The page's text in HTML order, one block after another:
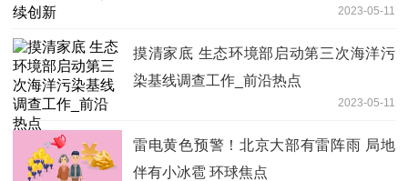
2023-05-11
摸清家底 生态环境部启动第三次海洋污
染基线调查工作_前沿热点
2023-05-11
雷电黄色预警！北京大部有雷阵雨 局地
伴有小冰雹 环球焦点